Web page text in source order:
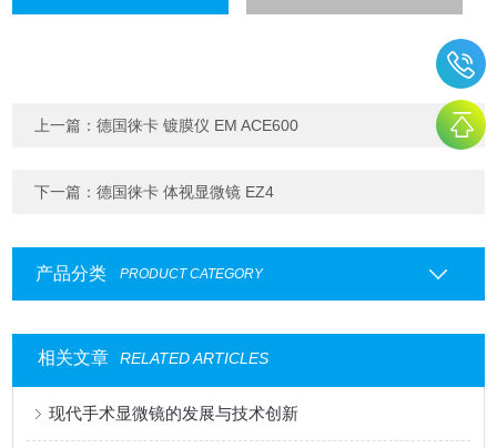
上一篇：德国徕卡 镀膜仪 EM ACE600
下一篇：德国徕卡 体视显微镜 EZ4
产品分类 PRODUCT CATEGORY
相关文章 RELATED ARTICLES
现代手术显微镜的发展与技术创新